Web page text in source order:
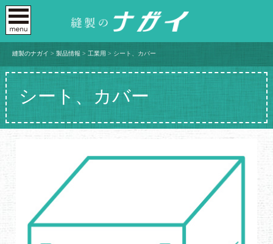
縫製のナガイ > 製品情報 > 工業用 > シート、カバー
シート、カバー